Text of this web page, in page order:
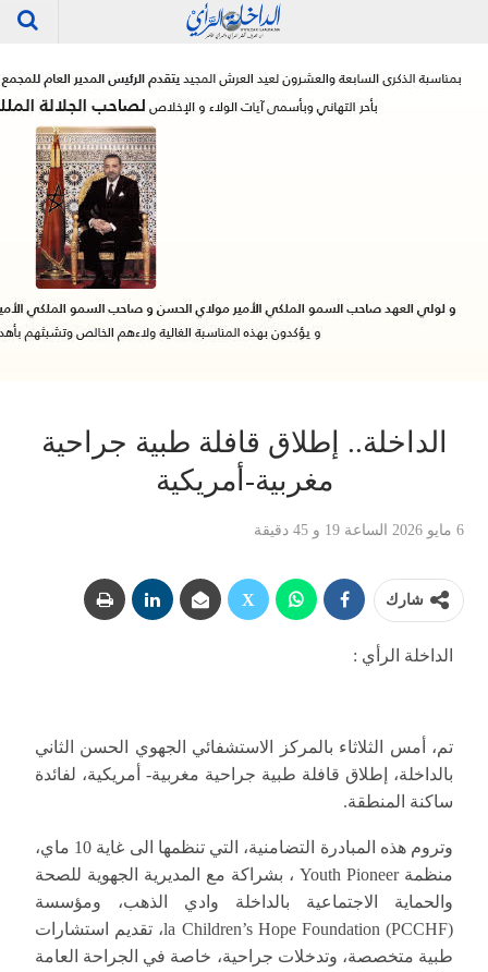
الداخلة.. إطلاق قافلة طبية جراحية
مغربية-أمريكية
6 مايو 2026 الساعة 19 و 45 دقيقة
شارك
الداخلة الرأي :
تم، أمس الثلاثاء بالمركز الاستشفائي الجهوي الحسن الثاني
بالداخلة، إطلاق قافلة طبية جراحية مغربية- أمريكية، لفائدة
ساكنة المنطقة.
وتروم هذه المبادرة التضامنية، التي تنظمها الى غاية 10 ماي،
منظمة Youth Pioneer ، بشراكة مع المديرية الجهوية للصحة
والحماية الاجتماعية بالداخلة وادي الذهب، ومؤسسة
(PCCHF) la Children’s Hope Foundation، تقديم استشارات
طبية متخصصة، وتدخلات جراحية، خاصة في الجراحة العامة